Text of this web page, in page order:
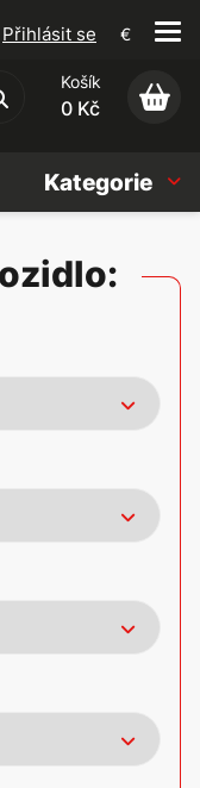
Obchodní podmínky
Přihlásit se €
Košík
0 Kč
Kategorie
Americké vozy